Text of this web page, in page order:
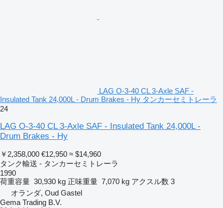
LAG O-3-40 CL 3-Axle SAF -
Insulated Tank 24,000L - Drum Brakes - Hy タンカーセミトレーラ
24
LAG O-3-40 CL 3-Axle SAF - Insulated Tank 24,000L -
Drum Brakes - Hy
￥2,358,000 €12,950 ≈ $14,960
タンク輸送 - タンカーセミトレーラ
1990
荷重容量 30,930 kg 正味重量 7,070 kg アクスル数 3
オランダ, Oud Gastel
Gema Trading B.V.